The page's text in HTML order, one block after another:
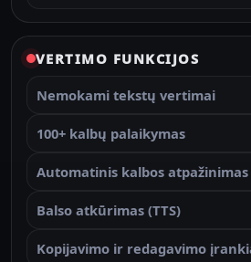
VERTIMO FUNKCIJOS
Nemokami tekstų vertimai
100+ kalbų palaikymas
Automatinis kalbos atpažinimas
Balso atkūrimas (TTS)
Kopijavimo ir redagavimo